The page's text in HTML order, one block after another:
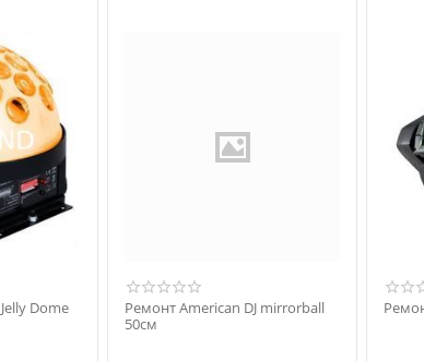
Dome
Ремонт American DJ mirrorball
50см